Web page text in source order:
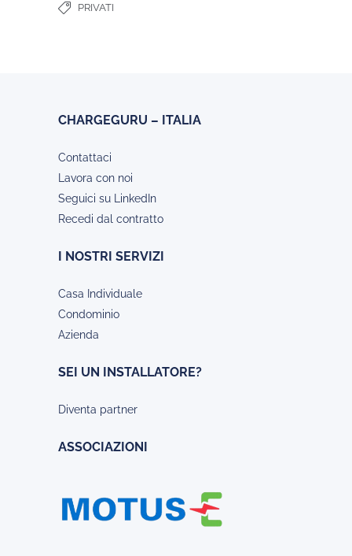
PRIVATI
CHARGEGURU – ITALIA
Contattaci
Lavora con noi
Seguici su LinkedIn
Recedi dal contratto
I NOSTRI SERVIZI
Casa Individuale
Condominio
Azienda
SEI UN INSTALLATORE?
Diventa partner
ASSOCIAZIONI